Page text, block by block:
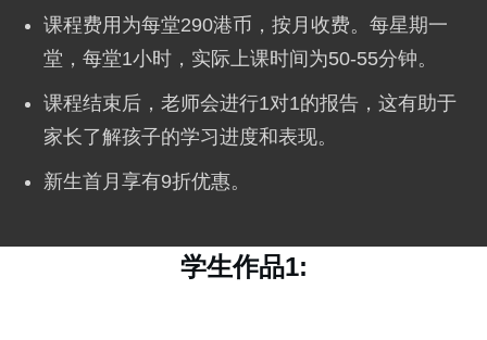
课程费用为每堂290港币，按月收费。每星期一
堂，每堂1小时，实际上课时间为50-55分钟。
课程结束后，老师会进行1对1的报告，这有助于
家长了解孩子的学习进度和表现。
新生首月享有9折优惠。
学生作品1: